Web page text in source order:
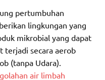
pertumbuhan
lingkungan yang
mikrobial yang dapat
terjadi secara aerob
(tanpa Udara).
air limbah